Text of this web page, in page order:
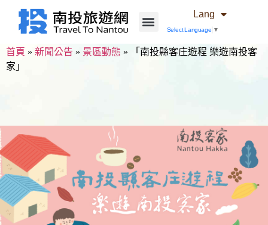
Lang
Select Language ▼
首頁 » 新聞公告 » 景區動態 »
「南投縣客庄遊程 樂遊南投客
家」